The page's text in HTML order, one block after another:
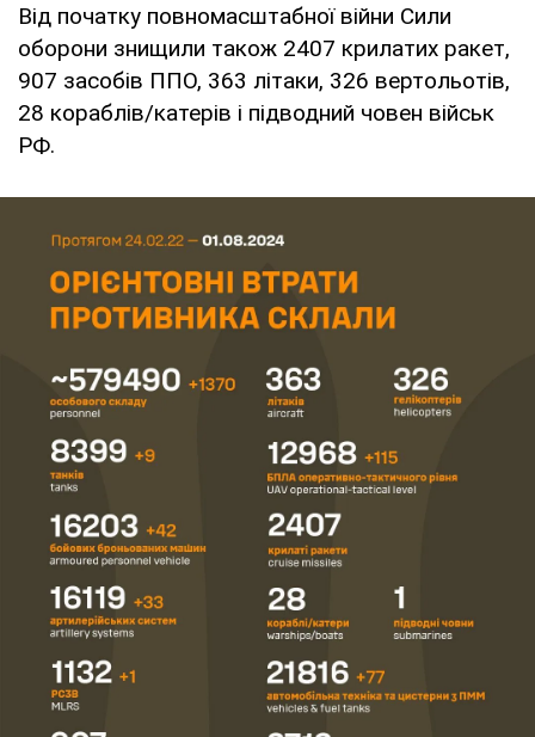
Від початку повномасштабної війни Сили
оборони знищили також 2407 крилатих ракет,
907 засобів ППО, 363 літаки, 326 вертольотів,
28 кораблів/катерів і підводний човен військ
РФ.